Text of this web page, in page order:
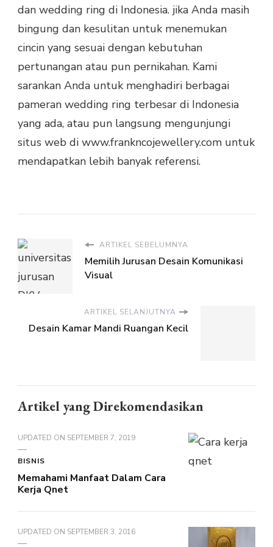
dan wedding ring di Indonesia. jika Anda masih
bingung dan kesulitan untuk menemukan
cincin yang sesuai dengan kebutuhan
pertunangan atau pun pernikahan. Kami
sarankan Anda untuk menghadiri berbagai
pameran wedding ring terbesar di Indonesia
yang ada, atau pun langsung mengunjungi
situs web di www.frankncojewellery.com untuk
mendapatkan lebih banyak referensi.
ARTIKEL SEBELUMNYA
Memilih Jurusan Desain Komunikasi
Visual
ARTIKEL SELANJUTNYA
Desain Kamar Mandi Ruangan Kecil
Artikel yang Direkomendasikan
UPDATED ON SEPTEMBER 7, 2019
BISNIS
Memahami Manfaat Dalam Cara
Kerja Qnet
UPDATED ON SEPTEMBER 3, 2016